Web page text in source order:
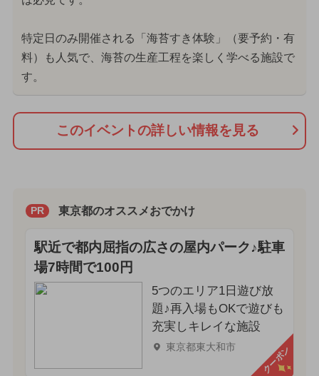
特定日のみ開催される「海苔すき体験」（要予約・有
料）も人気で、海苔の生産工程を楽しく学べる施設で
す。
このイベントの詳しい情報を見る
PR 東京都のオススメおでかけ
駅近で都内屈指の広さの屋内パーク♪駐車
場7時間で100円
5つのエリア1日遊び放
題♪再入場もOKで遊びも
充実しキレイな施設
東京都東大和市 クーポン